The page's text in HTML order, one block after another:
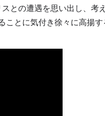
との遭遇を思い出し、考
ことに気付き徐々に高揚